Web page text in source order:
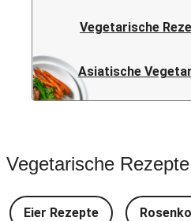
Vegetarische
Asiatische
Vegetarische
Eier Rezepte